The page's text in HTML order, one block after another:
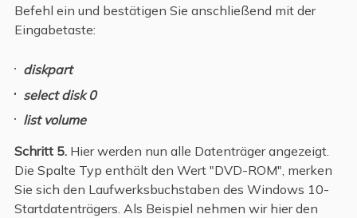
Befehl ein und bestätigen Sie anschließend mit der
Eingabetaste:
diskpart
select disk 0
list volume
Schritt 5. Hier werden nun alle Datenträger angezeigt.
Die Spalte Typ enthält den Wert "DVD-ROM", merken
Sie sich den Laufwerksbuchstaben des Windows 10-
Startdatenträgers. Als Beispiel nehmen wir hier den